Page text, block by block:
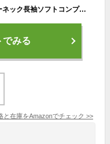
[フィラ] コンプレッションインナー クルーネック長袖ソフトコンプレッションインナー メンズ 448124 NV L
でみる
と在庫をAmazonでチェック >>